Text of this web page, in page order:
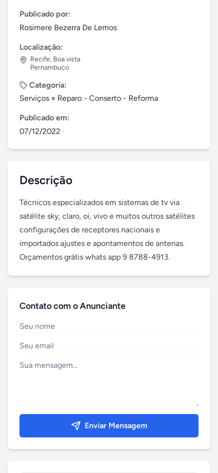
Publicado por:
Rosimere Bezerra De Lemos
Localização:
Recife, Boa vista
Pernambuco
Categoria:
Serviços » Reparo - Conserto - Reforma
Publicado em:
07/12/2022
Descrição
Técnicos especializados em sistemas de tv via
satélite sky, claro, oi, vivo e muitos outros satélites
configurações de receptores nacionais e
importados ajustes e apontamentos de antenas.
Orçamentos grátis whats app 9 8788-4913.
Contato com o Anunciante
Enviar Mensagem